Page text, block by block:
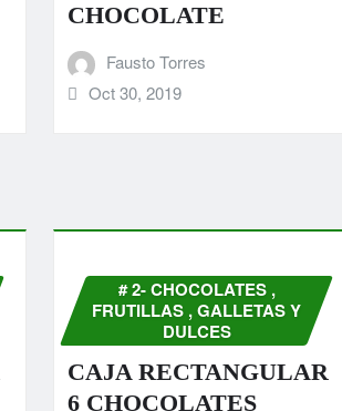
CHOCOLATE
Fausto Torres
Oct 30, 2019
# 2- CHOCOLATES ,
FRUTILLAS , GALLETAS Y
DULCES
CAJA RECTANGULAR
6 CHOCOLATES